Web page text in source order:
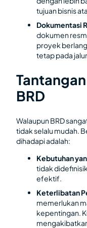
tujuan bisnis
Dokumentasi
dokumen
proyek
tetap pada
BRD
Walaupun BRD
tidak selalu mudah.
dihadapi adalah:
Kebutuhan
tidak
efektif.
Keterlibatan
memerlukan
kepentingan.